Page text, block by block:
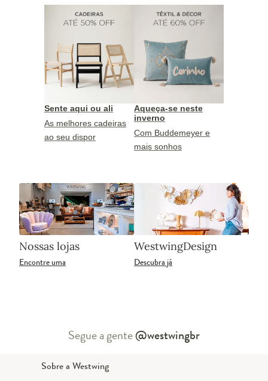
Sente aqui ou ali
As melhores cadeiras
ao seu dispor
Aqueça-se neste
inverno
Com Buddemeyer e
mais sonhos
Nossas lojas
Encontre uma
WestwingDesign
Descubra já
Segue a gente@westwingbr
Sobre a Westwing